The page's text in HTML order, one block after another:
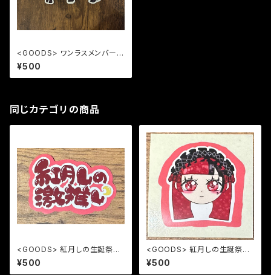
<GOODS> ワンラスメンバース
テッカー
¥500
同じカテゴリの商品
<GOODS> 紅月しの生誕祭20
26 紅月しの激推しステッカー
¥500
<GOODS> 紅月しの生誕祭20
26 しのステッカー
¥500